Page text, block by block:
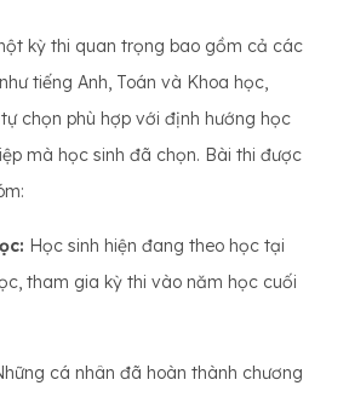
kỳ thi quan trọng bao gồm cả các
tiếng Anh, Toán và Khoa học,
chọn phù hợp với định hướng học
mà học sinh đã chọn. Bài thi được
Học sinh hiện đang theo học tại
tham gia kỳ thi vào năm học cuối
cá nhân đã hoàn thành chương